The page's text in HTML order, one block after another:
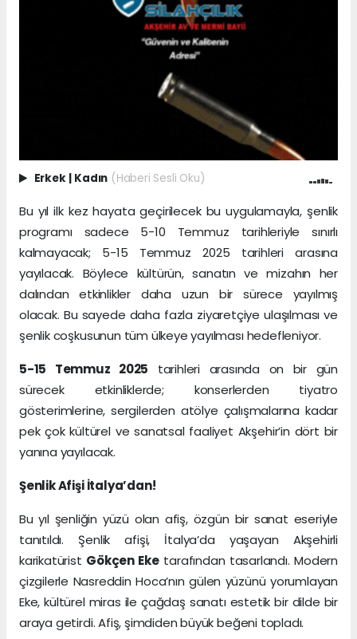
Erkek | Kadın (Haberi Sesli Oku)
Bu yıl ilk kez hayata geçirilecek bu uygulamayla, şenlik
programı sadece 5-10 Temmuz tarihleriyle sınırlı
kalmayacak; 5-15 Temmuz 2025 tarihleri arasına
yayılacak. Böylece kültürün, sanatın ve mizahın her
dalından etkinlikler daha uzun bir sürece yayılmış
olacak. Bu sayede daha fazla ziyaretçiye ulaşılması ve
şenlik coşkusunun tüm ülkeye yayılması hedefleniyor.
5-15 Temmuz 2025 tarihleri arasında on bir gün
sürecek etkinliklerde; konserlerden tiyatro
gösterimlerine, sergilerden atölye çalışmalarına kadar
pek çok kültürel ve sanatsal faaliyet Akşehir’in dört bir
yanına yayılacak.
Şenlik Afişi İtalya’dan!
Bu yıl şenliğin yüzü olan afiş, özgün bir sanat eseriyle
tanıtıldı. Şenlik afişi, İtalya’da yaşayan Akşehirli
karikatürist Gökçen Eketarafından tasarlandı. Modern
çizgilerle Nasreddin Hoca’nın gülen yüzünü yorumlayan
Eke, kültürel miras ile çağdaş sanatı estetik bir dilde bir
araya getirdi. Afiş, şimdiden büyük beğeni topladı.